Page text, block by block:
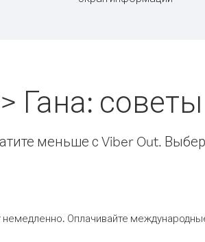
Гана:
меньше с Viber Out.
Оплачивайте